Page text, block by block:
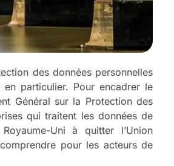
des données personnelles
particulier. Pour encadrer le
Général sur la Protection des
qui traitent les données de
Uni à quitter l’Union
pour les acteurs de